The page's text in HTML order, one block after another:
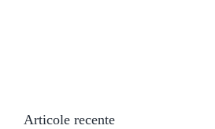
Articole recente